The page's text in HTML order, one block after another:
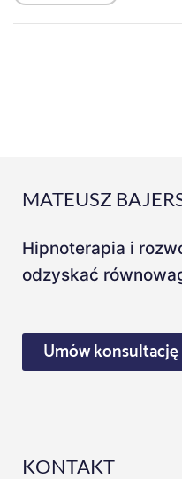
MATEUSZ
Hipnoterapia i
odzyskać
Umów
KONTAKT